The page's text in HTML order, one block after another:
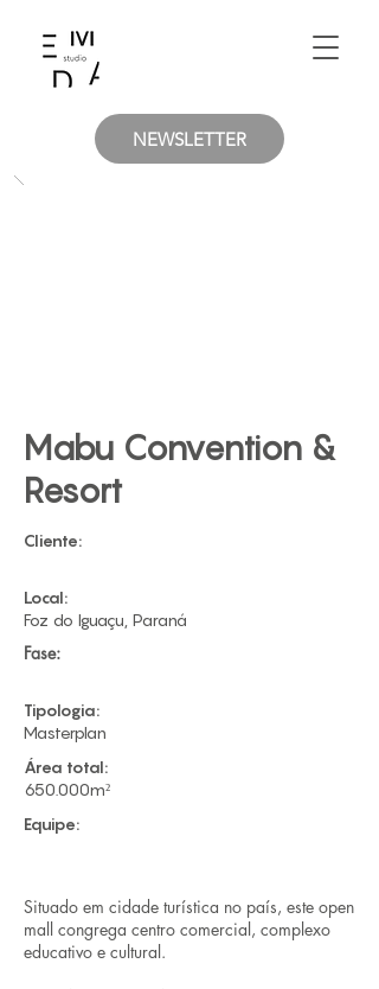
NEWSLETTER
Mabu Convention &
Resort
Cliente:
Local:
Foz do Iguaçu, Paraná
Fase:
Tipologia:
Masterplan
Área total:
650.000m²
Equipe:
Situado em cidade turística no país, este open
mall congrega centro comercial, complexo
educativo e cultural.